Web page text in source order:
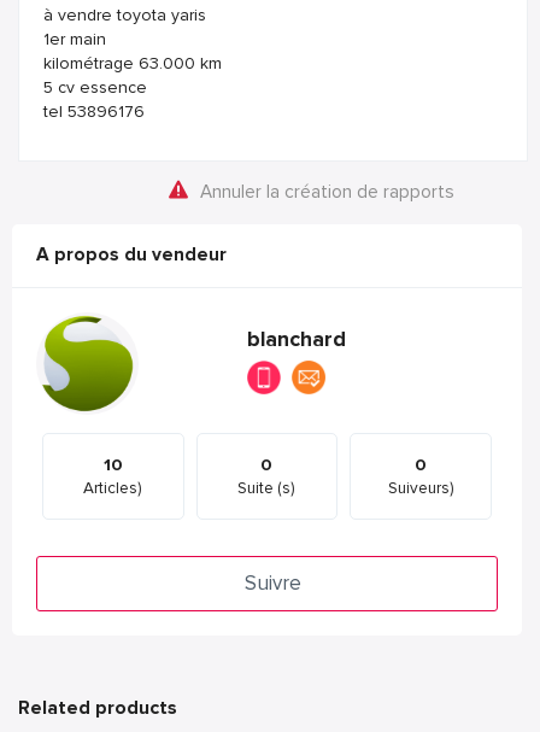
à vendre toyota yaris
1er main
kilométrage 63.000 km
5 cv essence
tel 53896176
Annuler la création de rapports
A propos du vendeur
blanchard
10
Articles)
0
Suite (s)
0
Suiveurs)
Suivre
Related products